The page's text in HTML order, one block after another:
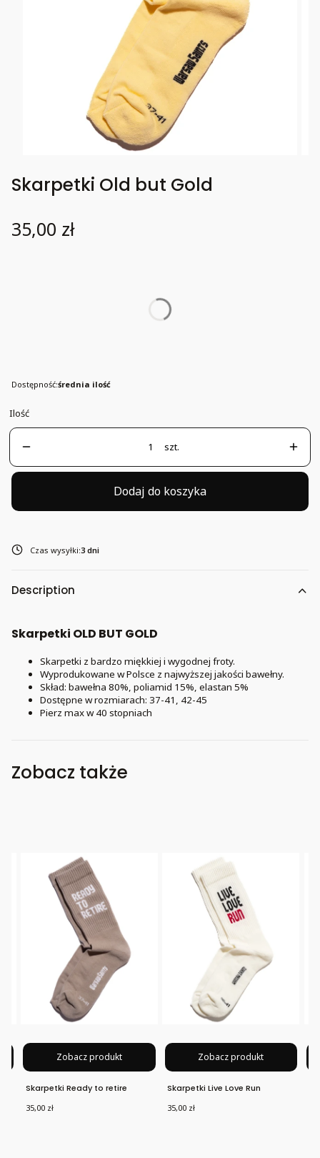
Skarpetki Old but Gold
Cena
35,00 zł
Dostępność:średnia ilość
Ilość
szt.
Dodaj do koszyka
Czas wysyłki:3 dni
Description
Skarpetki OLD BUT GOLD
Skarpetki z bardzo miękkiej i wygodnej froty.
Wyprodukowane w Polsce z najwyższej jakości bawełny.
Skład: bawełna 80%, poliamid 15%, elastan 5%
Dostępne w rozmiarach: 37-41, 42-45
Pierz max w 40 stopniach
Zobacz także
Zobacz produkt
Skarpetki Ready to retire
Cena
35,00 zł
Zobacz produkt
Skarpetki Live Love Run
Cena
35,00 zł